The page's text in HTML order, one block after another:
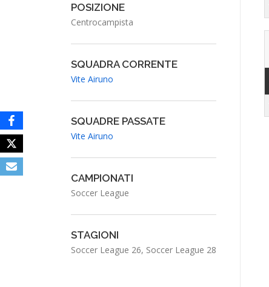
POSIZIONE
Centrocampista
SQUADRA CORRENTE
Vite Airuno
SQUADRE PASSATE
Vite Airuno
CAMPIONATI
Soccer League
STAGIONI
Soccer League 26, Soccer League 28